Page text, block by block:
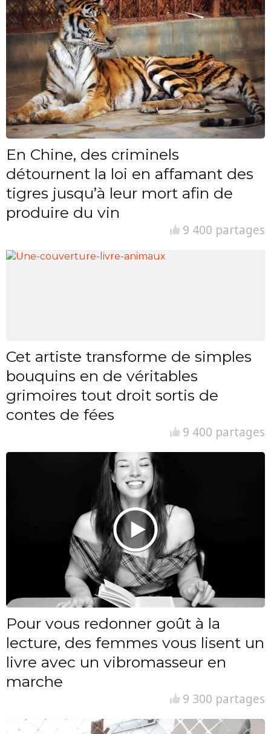
En Chine, des criminels
détournent la loi en affamant des
tigres jusqu’à leur mort afin de
produire du vin
9 400 partages
Cet artiste transforme de simples
bouquins en de véritables
grimoires tout droit sortis de
contes de fées
9 400 partages
Pour vous redonner goût à la
lecture, des femmes vous lisent un
livre avec un vibromasseur en
marche
9 300 partages